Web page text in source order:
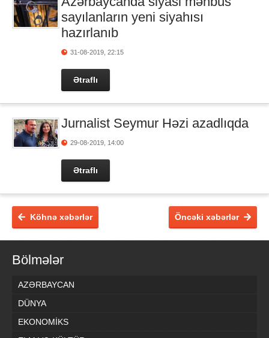
sayılanların yeni siyahısı
hazırlanıb
31-08-2019, 22:15
Ətraflı
Jurnalist Seymur Həzi azadlıqda
29-08-2019, 14:00
Ətraflı
Öncəki xəbərlər
Köhnə xəbərlər
Bölmələr
AZƏRBAYCAN
DÜNYA
EKONOMİKS